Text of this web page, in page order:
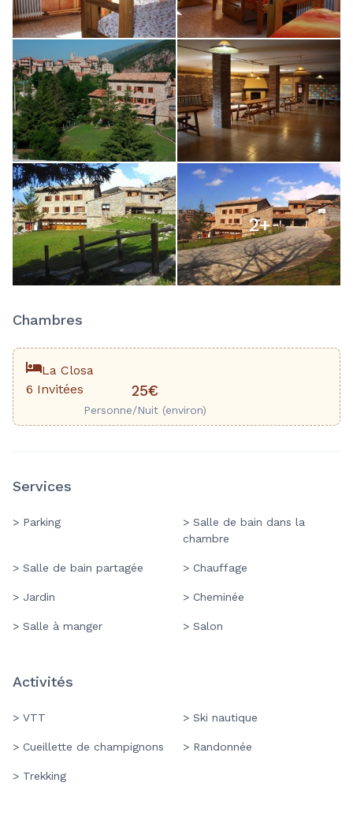
2+
Chambres
La Closa
6 Invitées
25€
Personne/Nuit (environ)
Services
> Parking
> Salle de bain dans la
chambre
> Salle de bain partagée > Chauffage
> Jardin > Cheminée
> Salle à manger > Salon
Activités
> VTT > Ski nautique
> Cueillette de champignons > Randonnée
> Trekking